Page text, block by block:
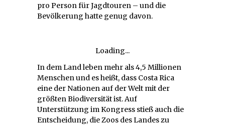
pro Person für Jagdtouren – und die
Bevölkerung hatte genug davon.
Loading...
In dem Land leben mehr als 4,5 Millionen
Menschen und es heißt, dass Costa Rica
eine der Nationen auf der Welt mit der
größten Biodiversität ist. Auf
Unterstützung im Kongress stieß auch die
Entscheidung, die Zoos des Landes zu